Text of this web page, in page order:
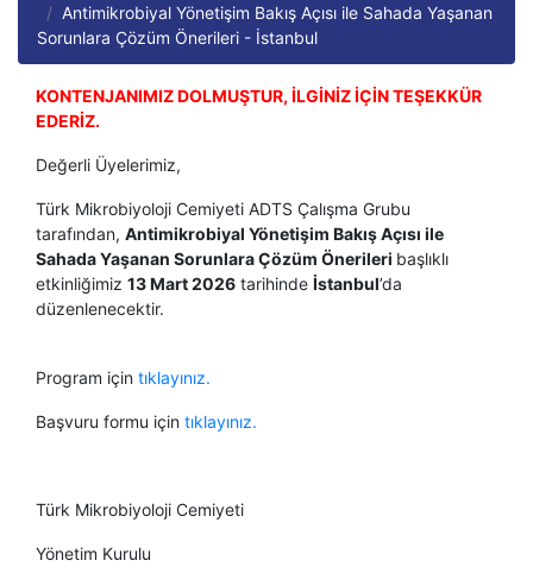
Antimikrobiyal Yönetişim Bakış Açısı ile Sahada Yaşanan
Sorunlara Çözüm Önerileri - İstanbul
KONTENJANIMIZ DOLMUŞTUR, İLGİNİZ İÇİN TEŞEKKÜR
EDERİZ.
Değerli Üyelerimiz,
Türk Mikrobiyoloji Cemiyeti ADTS Çalışma Grubu
tarafından, Antimikrobiyal Yönetişim Bakış Açısı ile
Sahada Yaşanan Sorunlara Çözüm Önerileri başlıklı
etkinliğimiz 13 Mart 2026 tarihinde İstanbul’da
düzenlenecektir.
Program için tıklayınız.
Başvuru formu için tıklayınız.
Türk Mikrobiyoloji Cemiyeti
Yönetim Kurulu